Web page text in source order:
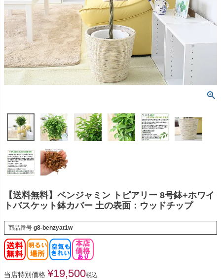
【送料無料】ベンジャミン トピアリー 8号鉢+ホワイ
トバスケット鉢カバー 土の表面：ウッドチップ
商品番号 g8-benzyat1w
当店特別価格 ¥19,500税込